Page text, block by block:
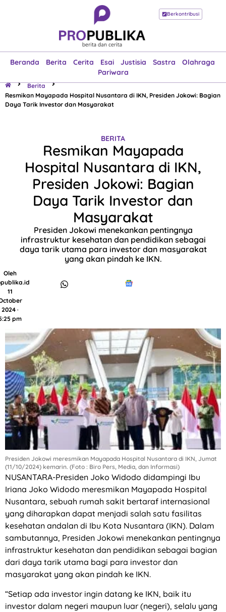
Berkontribusi
Beranda Berita Cerita Esai Justisia Sastra
Olahraga
Pariwara
Beranda
Esai
Justisia
Sastra
Olahraga
Pariwara
Berita
Resmikan Mayapada Hospital Nusantara di IKN, Presiden Jokowi: Bagian
Daya Tarik Investor dan Masyarakat
BERITA
Resmikan Mayapada
Hospital Nusantara di IKN,
Presiden Jokowi: Bagian
Daya Tarik Investor dan
Masyarakat
Presiden Jokowi menekankan pentingnya
infrastruktur kesehatan dan pendidikan sebagai
daya tarik utama para investor dan masyarakat
yang akan pindah ke IKN.
Oleh
11
2024 ·
pm
Presiden Jokowi meresmikan Mayapada Hospital Nusantara di IKN, Jumat
(11/10/2024) kemarin. (Foto : Biro Pers, Media, dan Informasi)
NUSANTARA-Presiden Joko Widodo didampingi Ibu
Iriana Joko Widodo meresmikan Mayapada Hospital
Nusantara, sebuah rumah sakit bertaraf internasional
yang diharapkan dapat menjadi salah satu fasilitas
kesehatan andalan di Ibu Kota Nusantara (IKN). Dalam
sambutannya, Presiden Jokowi menekankan pentingnya
infrastruktur kesehatan dan pendidikan sebagai bagian
dari daya tarik utama bagi para investor dan
masyarakat yang akan pindah ke IKN.
“Setiap ada investor ingin datang ke IKN, baik itu
investor dalam negeri maupun luar (negeri), selalu yang